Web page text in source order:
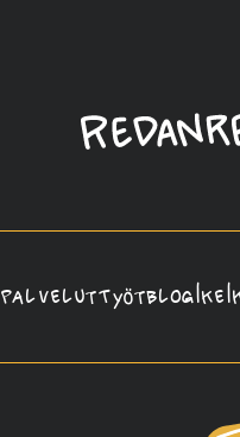
Linda
Saukko-
PalvelutTyötBlogi